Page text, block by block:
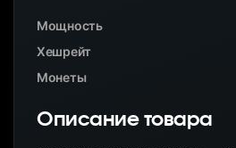
Мощность
Хешрейт
Монеты
Описание товара